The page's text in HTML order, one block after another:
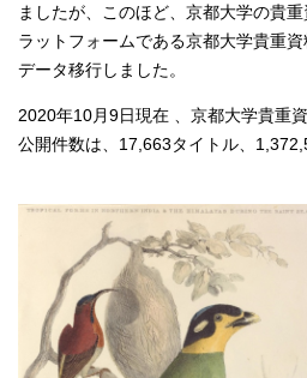
ましたが、このほど、京都大学の貴
ラットフォームである京都大学貴重
データ移行しました。
2020年10月9日現在 、京都大学貴重
公開件数は、17,663タイトル、